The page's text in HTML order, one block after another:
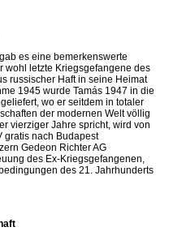
es eine bemerkenswerte
wohl letzte Kriegsgefangene des
russischer Haft in seine Heimat
1945 wurde Tamás 1947 in die
wo er seitdem in totaler
der modernen Welt völlig
vierziger Jahre spricht, wird von
gratis nach Budapest
Gedeon Richter AG
des Ex-Kriegsgefangenen,
des 21. Jahrhunderts